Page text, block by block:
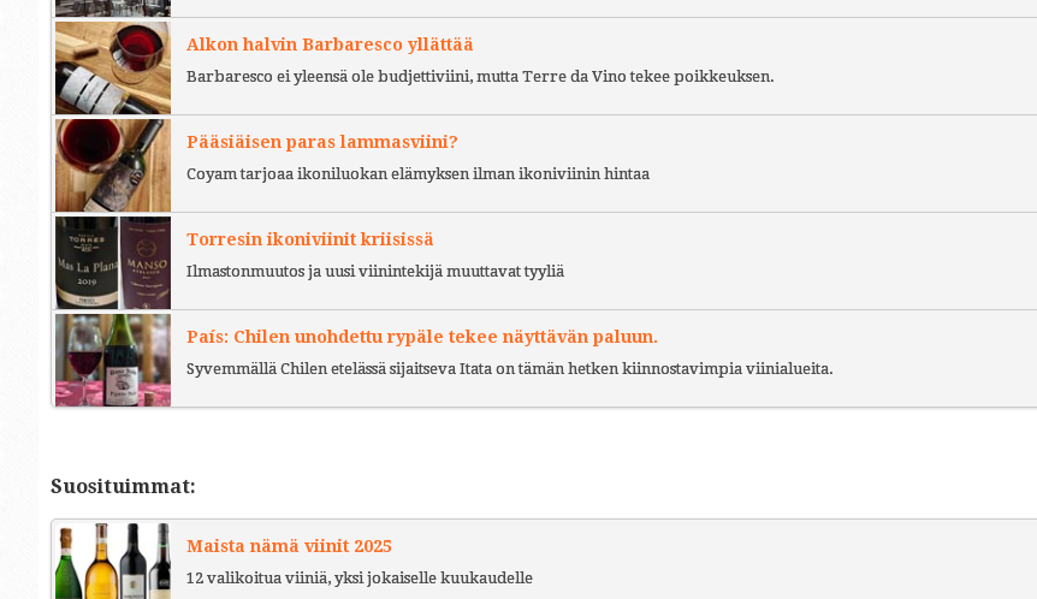
Alkon halvin Barbaresco yllättää
Barbaresco ei yleensä ole budjettiviini, mutta Terre da Vino tekee poikkeuksen.
Pääsiäisen paras lammasviini?
Coyam tarjoaa ikoniluokan elämyksen ilman ikoniviinin hintaa
Torresin ikoniviinit kriisissä
Ilmastonmuutos ja uusi viinintekijä muuttavat tyyliä
País: Chilen unohdettu rypäle tekee näyttävän paluun.
Syvemmällä Chilen etelässä sijaitseva Itata on tämän hetken kiinnostavimpia viinialueita.
Suosituimmat:
Maista nämä viinit 2025
12 valikoitua viiniä, yksi jokaiselle kuukaudelle